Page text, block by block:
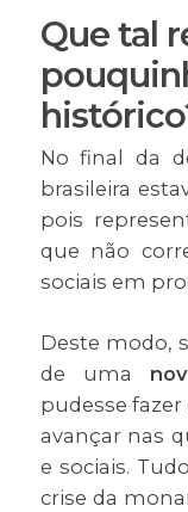
Que tal
No final da
brasileira
pois
que não
sociais em
Deste modo,
de uma
pudesse
avançar nas
e sociais.
crise da